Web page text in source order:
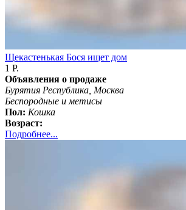
Щекастенькая Бося ищет дом
1 Р.
Объявления о продаже
Бурятия Республика, Москва
Беспородные и метисы
Пол: Кошка
Возраст:
Подробнее...